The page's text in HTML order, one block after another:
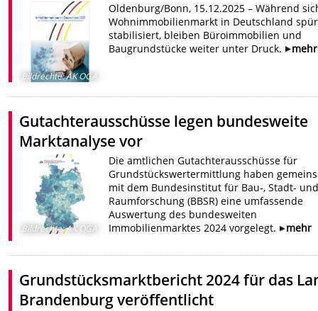
Bildrechte:AK OGA
Oldenburg/Bonn, 15.12.2025 – Während
Wohnimmobilienmarkt in Deutschland
stabilisiert, bleiben Büroimmobilien und
Baugrundstücke weiter unter Druck.
mehr
Gutachterausschüsse legen bundesweite
Marktanalyse vor
Bildrechte:AK OGA
Die amtlichen Gutachterausschüsse für
Grundstückswertermittlung haben
mit dem Bundesinstitut für Bau-, Stadt- und
Raumforschung (BBSR) eine umfassende
Auswertung des bundesweiten
Immobilienmarktes 2024 vorgelegt.
mehr
Grundstücksmarktbericht 2024 für das
Brandenburg veröffentlicht